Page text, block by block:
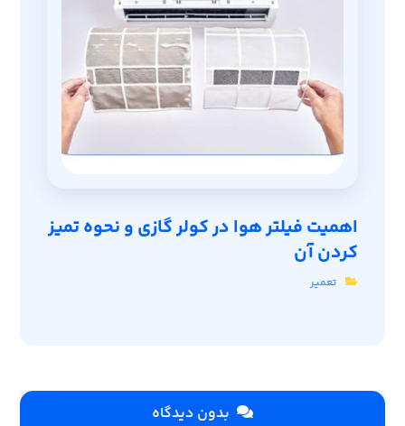
اهمیت فیلتر هوا در کولر گازی و نحوه تمیز
کردن آن
تعمیر
بدون دیدگاه